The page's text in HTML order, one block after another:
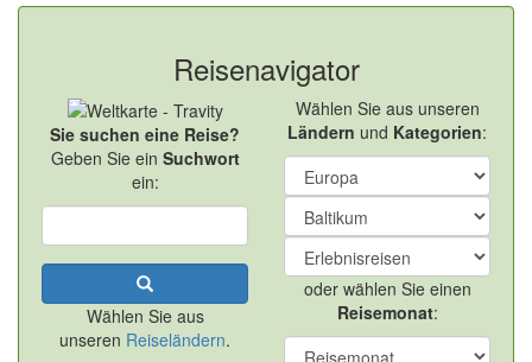
Reisenavigator
Sie suchen eine Reise?
Geben Sie ein Suchwort
ein:
Wählen Sie aus
unseren Reiseländern.
Wählen Sie aus unseren
Ländern und Kategorien:
oder wählen Sie einen
Reisemonat: